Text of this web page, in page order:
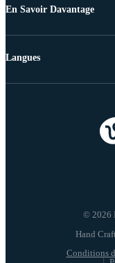
En Savoir Davantage
© 2026
Conditions
Langues